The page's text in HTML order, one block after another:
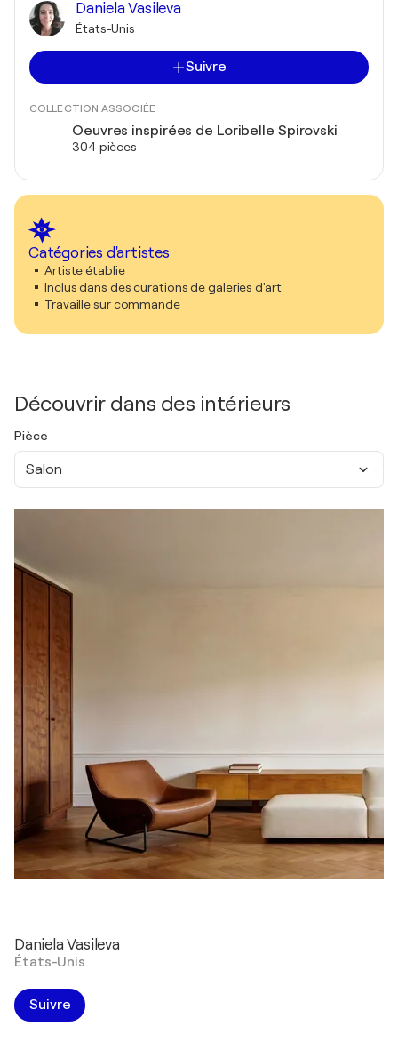
Daniela Vasileva
États-Unis
Suivre
COLLECTION ASSOCIÉE
Oeuvres inspirées de Loribelle Spirovski
304 pièces
Catégories d'artistes
Artiste établie
Inclus dans des curations de galeries d'art
Travaille sur commande
Découvrir dans des intérieurs
Pièce
Salon
Daniela Vasileva
États-Unis
Suivre